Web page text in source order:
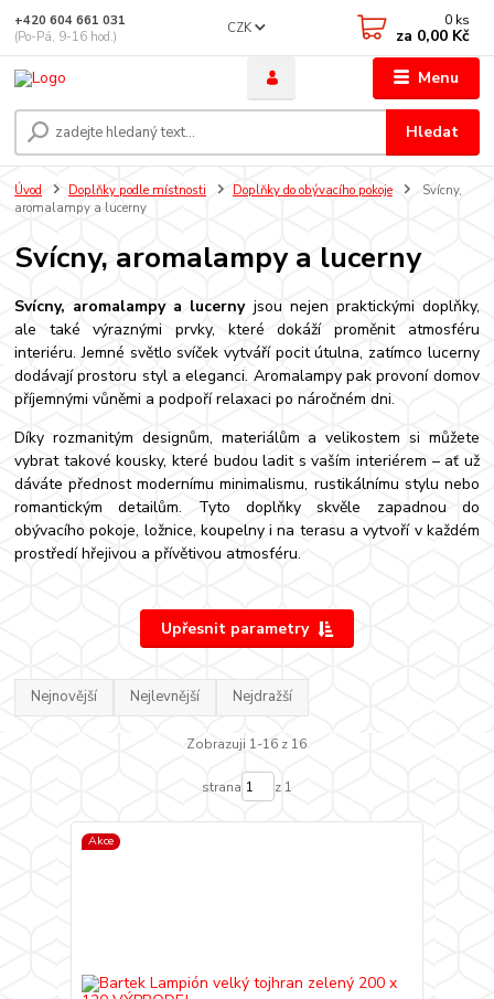
Menu
CZK
Hledat
+420 604 661 031
(Po-Pá, 9-16 hod.)
0 ks
za 0,00 Kč
Úvod Doplňky podle místnosti Doplňky do obývacího pokoje
Svícny,
aromalampy a lucerny
Svícny, aromalampy a lucerny
Svícny, aromalampy a lucerny jsou nejen praktickými doplňky,
ale také výraznými prvky, které dokáží proměnit atmosféru
interiéru. Jemné světlo svíček vytváří pocit útulna, zatímco lucerny
dodávají prostoru styl a eleganci. Aromalampy pak provoní domov
příjemnými vůněmi a podpoří relaxaci po náročném dni.
Díky rozmanitým designům, materiálům a velikostem si můžete
vybrat takové kousky, které budou ladit s vaším interiérem – ať už
dáváte přednost modernímu minimalismu, rustikálnímu stylu nebo
romantickým detailům. Tyto doplňky skvěle zapadnou do
obývacího pokoje, ložnice, koupelny i na terasu a vytvoří v každém
prostředí hřejivou a přívětivou atmosféru.
Upřesnit parametry
Nejnovější Nejlevnější Nejdražší
Zobrazuji 1-16 z 16
strana z 1
Akce